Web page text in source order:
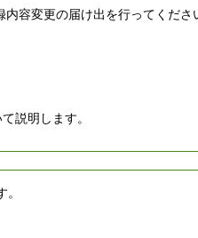
容変更の届け出を行ってくだ
説明します。